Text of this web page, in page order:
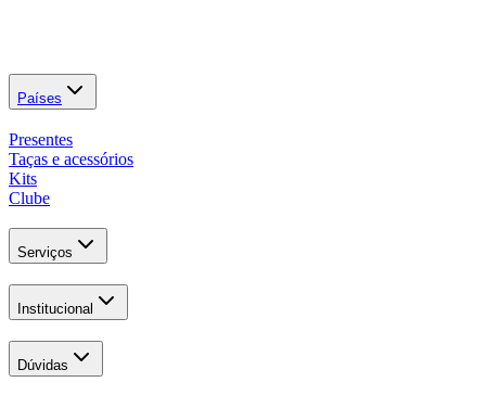
Países
Presentes
Taças e acessórios
Kits
Clube
Serviços
Institucional
Dúvidas